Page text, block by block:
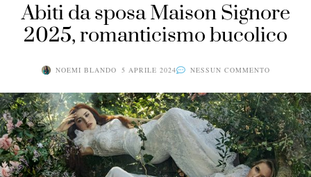
Abiti da sposa Maison Signore
2025, romanticismo bucolico
NOEMI BLANDO 5 APRILE 2024 NESSUN COMMENTO